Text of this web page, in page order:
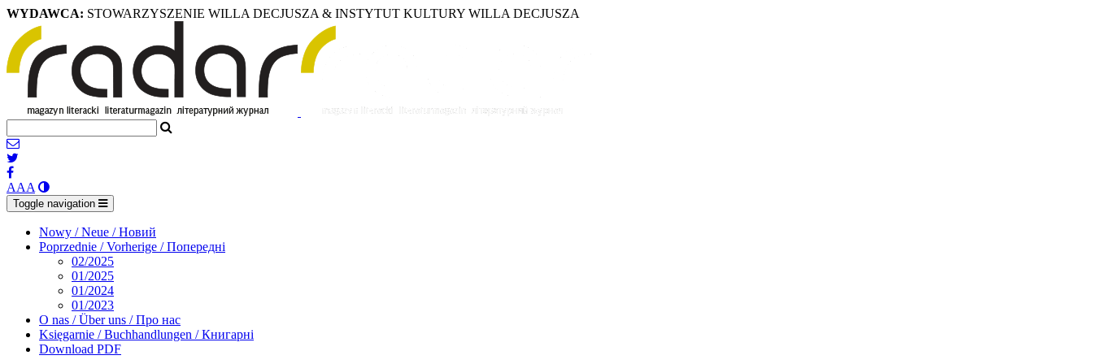
WYDAWCA: STOWARZYSZENIE WILLA DECJUSZA & INSTYTUT KULTURY WILLA DECJUSZA
AAA
Toggle navigation
Nowy / Neue / Новий
Poprzednie / Vorherige / Попередні
02/2025
01/2025
01/2024
01/2023
O nas / Über uns / Про нас
Księgarnie / Buchhandlungen / Книгарні
Download PDF